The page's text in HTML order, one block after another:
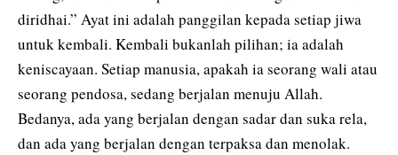
diridhai.” Ayat ini adalah panggilan kepada setiap jiwa
untuk kembali. Kembali bukanlah pilihan; ia adalah
keniscayaan. Setiap manusia, apakah ia seorang wali atau
seorang pendosa, sedang berjalan menuju Allah.
Bedanya, ada yang berjalan dengan sadar dan suka rela,
dan ada yang berjalan dengan terpaksa dan menolak.